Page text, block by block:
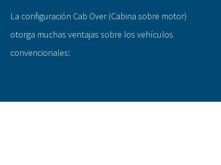
La configuración Cab Over (Cabina sobre motor)
otorga muchas ventajas sobre los vehículos
convencionales: